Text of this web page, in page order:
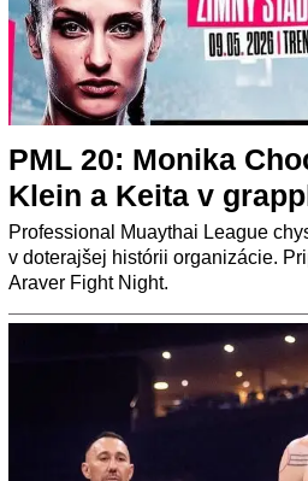
PML 20: Monika
Klein a Keita v
Professional Muaythai League
v doterajšej histórii organizácie.
Araver Fight Night.